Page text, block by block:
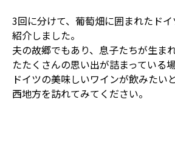
3回に分けて、葡萄畑に囲まれたド
紹介しました。
夫の故郷でもあり、息子たちが生ま
たたくさんの思い出が詰まっている場
ドイツの美味しいワインが飲みたい
西地方を訪れてみてください。